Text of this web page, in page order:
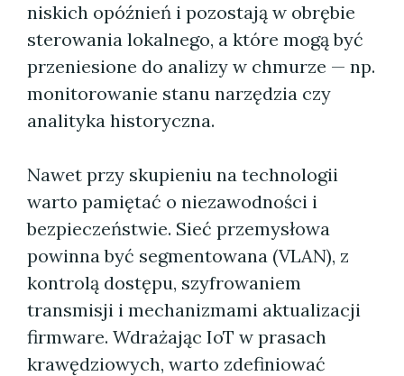
niskich opóźnień i pozostają w obrębie
sterowania lokalnego, a które mogą być
przeniesione do analizy w chmurze — np.
monitorowanie stanu narzędzia czy
analityka historyczna.
Nawet przy skupieniu na technologii
warto pamiętać o niezawodności i
bezpieczeństwie. Sieć przemysłowa
powinna być segmentowana (VLAN), z
kontrolą dostępu, szyfrowaniem
transmisji i mechanizmami aktualizacji
firmware. Wdrażając IoT w prasach
krawędziowych, warto zdefiniować